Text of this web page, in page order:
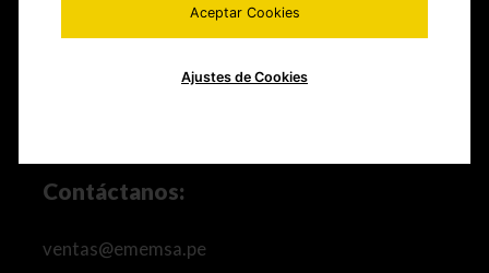
especializada y mucho más.
Contáctanos:
ventas@ememsa.pe
Aceptar Cookies
Ajustes de Cookies